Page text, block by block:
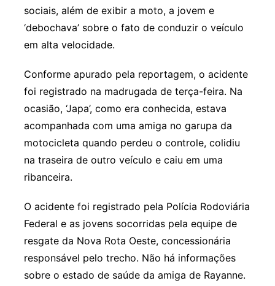
sociais, além de exibir a moto, a jovem e
‘debochava’ sobre o fato de conduzir o veículo
em alta velocidade.
Conforme apurado pela reportagem, o acidente
foi registrado na madrugada de terça-feira. Na
ocasião, ‘Japa’, como era conhecida, estava
acompanhada com uma amiga no garupa da
motocicleta quando perdeu o controle, colidiu
na traseira de outro veículo e caiu em uma
ribanceira.
O acidente foi registrado pela Polícia Rodoviária
Federal e as jovens socorridas pela equipe de
resgate da Nova Rota Oeste, concessionária
responsável pelo trecho. Não há informações
sobre o estado de saúde da amiga de Rayanne.